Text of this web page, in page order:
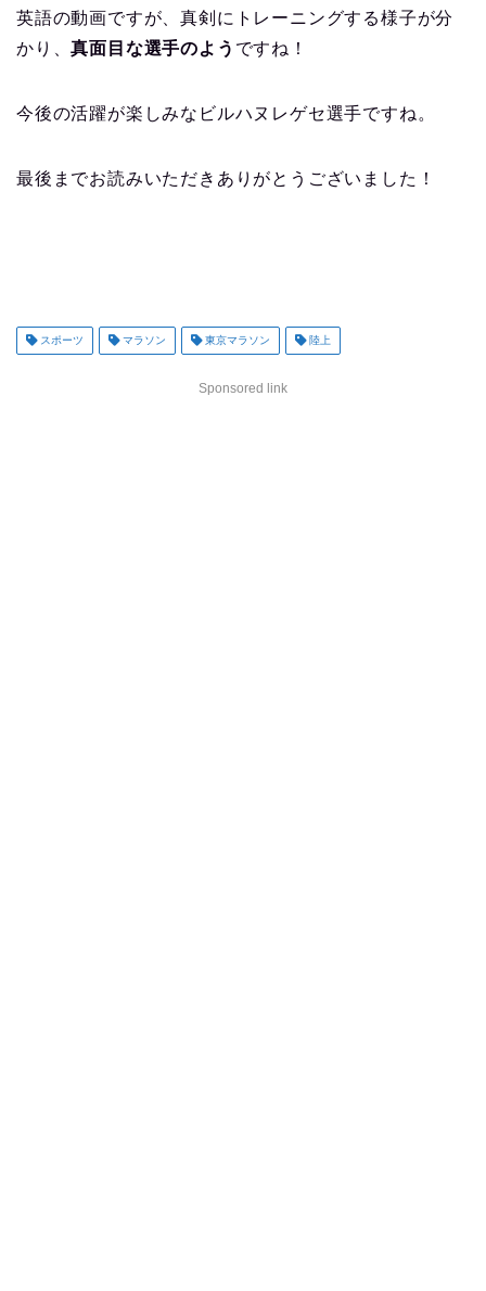
英語の動画ですが、真剣にトレーニングする様子が分
かり、真面目な選手のよう ですね！
今後の活躍が楽しみなビルハヌレゲセ選手ですね。
最後までお読みいただきありがとうございました！
スポーツ マラソン 東京マラソン 陸上
Sponsored link